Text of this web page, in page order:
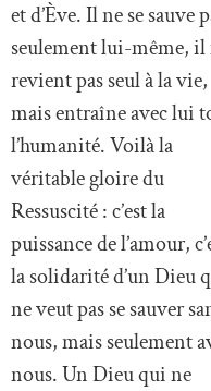
et d’Ève. Il ne se sauve
seulement lui-même, il
revient pas seul à la vie,
mais entraîne avec lui
l’humanité. Voilà la
véritable gloire du
Ressuscité : c’est la
puissance de l’amour,
la solidarité d’un Dieu
ne veut pas se sauver
nous, mais seulement
nous. Un Dieu qui ne